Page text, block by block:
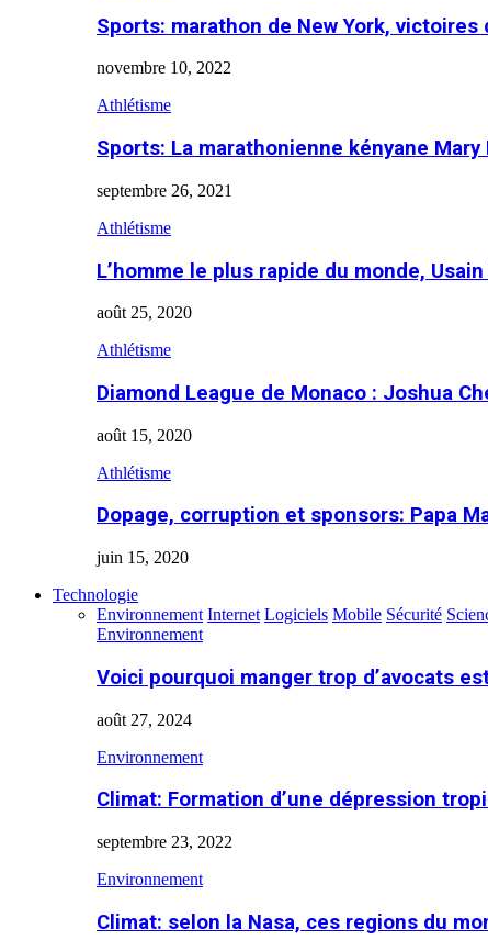
Sports: marathon de New York, victoires
novembre 10, 2022
Athlétisme
Sports: La marathonienne kényane
septembre 26, 2021
Athlétisme
L’homme le plus rapide du monde,
août 25, 2020
Athlétisme
Diamond League de Monaco : Joshua
août 15, 2020
Athlétisme
Dopage, corruption et sponsors: Papa
juin 15, 2020
Technologie
Environnement Internet Logiciels Mobile Sécurité
Environnement
Voici pourquoi manger trop d’avocats
août 27, 2024
Environnement
Climat: Formation d’une dépression
septembre 23, 2022
Environnement
Climat: selon la Nasa, ces regions du